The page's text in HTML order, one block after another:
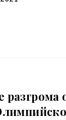
разгрома